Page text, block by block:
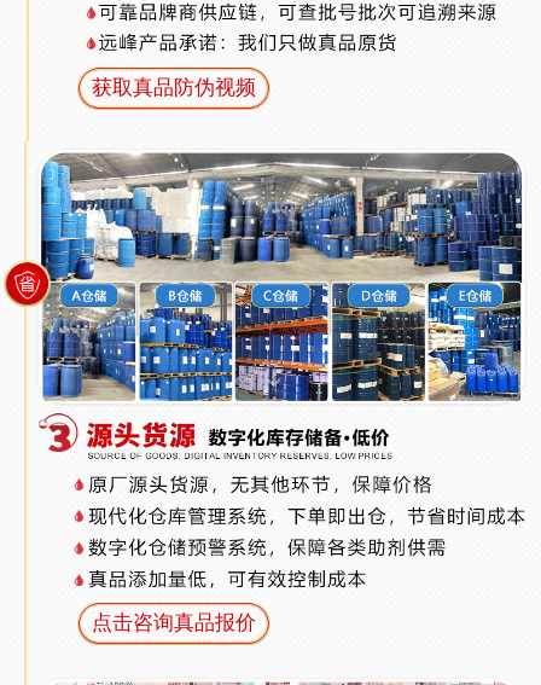
获取真品防伪视频
点击咨询真品报价